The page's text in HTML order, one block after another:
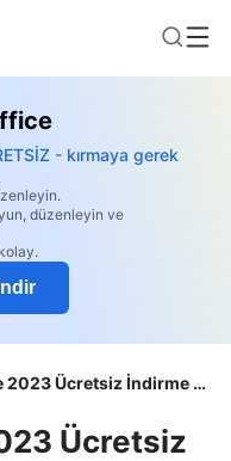
- kırmaya gerek
düzenleyin ve
Microsoft Office 2023 Ücretsiz İndirme Rehberi
Ücretsiz